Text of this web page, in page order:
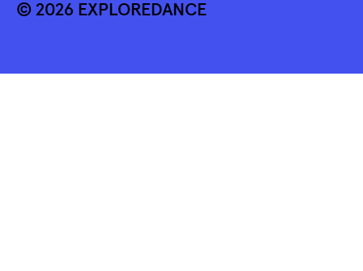
© 2026 EXPLOREDANCE